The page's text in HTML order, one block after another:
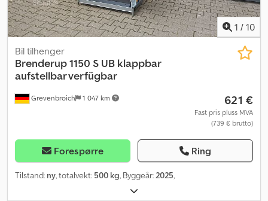
1 / 10
Grevenbroich 1 047 km
Bil tilhenger
Brenderup1150 S UB klappbar
aufstellbar verfügbar
621 €
Fast pris pluss MVA
(739 € brutto)
Forespørre Ring
Tilstand: ny, totalvekt: 500 kg, Byggeår:2025,